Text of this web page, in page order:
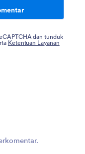
dan tunduk
Ketentuan Layanan